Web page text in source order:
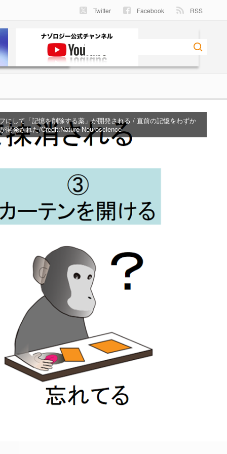
Twitter Facebook RSS
にして「記憶を削除する薬」が開発される / 直前の記憶をわずか
開発された/Credit:Nature Neuroscience